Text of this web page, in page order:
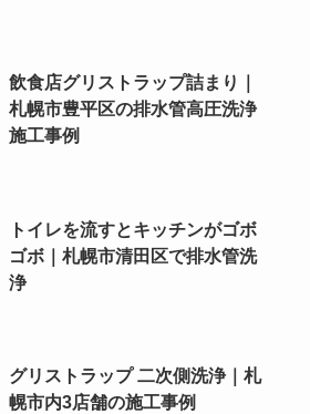
飲食店グリストラップ詰まり｜
札幌市豊平区の排水管高圧洗浄
施工事例
トイレを流すとキッチンがゴボ
ゴボ｜札幌市清田区で排水管洗
浄
グリストラップ 二次側洗浄｜札
幌市内3店舗の施工事例